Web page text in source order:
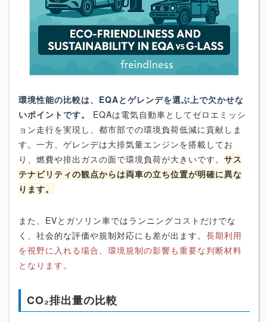
環境性能の比較は、EQAとゲレンデを選ぶ上で欠かせな
いポイントです。
EQAは電気自動車としてゼロエミッシ
ョン走行を実現し、都市部での環境負荷低減に貢献しま
す。一方、ゲレンデは大排気量エンジンを搭載してお
り、燃費や排出ガスの面で環境負荷が大きいです。 サス
テナビリティの観点からは両車の立ち位置が明確に異な
ります。
また、EVとガソリン車ではランニングコストだけでな
く、社会的な評価や規制対応にも差が出ます。 長期利用
を視野に入れる場合、環境規制の影響も重要な判断材料
となります。
CO₂排出量の比較